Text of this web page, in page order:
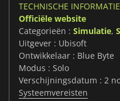
TECHNISCHE INFORMATIE
Officiële website
Categorieën : Simulatie,
Uitgever : Ubisoft
Ontwikkelaar : Blue Byte
Modus : Solo
Verschijningsdatum : 2
Systeemvereisten